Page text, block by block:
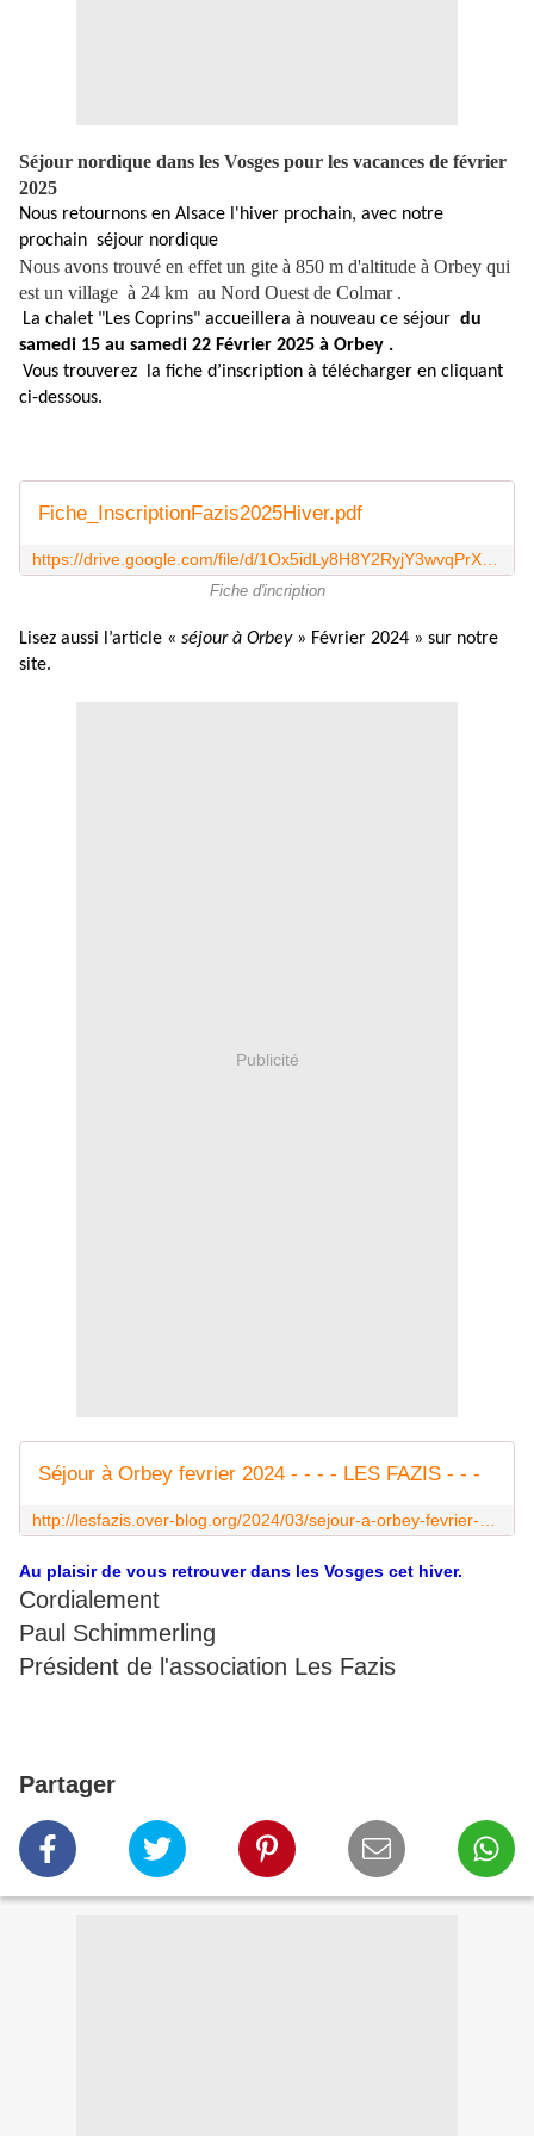
Séjour nordique dans les Vosges pour les vacances de février
2025
Nous retournons en Alsace l'hiver prochain, avec notre
prochain séjour nordique
Nous avons trouvé en effet un gite à 850 m d'altitude à Orbey qui
est un village à 24 km au Nord Ouest de Colmar .
La chalet "Les Coprins" accueillera à nouveau ce séjour du
samedi 15 au samedi 22 Février 2025 à Orbey .
Vous trouverez la fiche d’inscription à télécharger en cliquant
ci-dessous.
Fiche_InscriptionFazis2025Hiver.pdf
Fiche d'incription
Lisez aussi l’article « séjour à Orbey» Février 2024 » sur notre
site.
Publicité
Séjour à Orbey fevrier 2024 - - - - LES FAZIS - - -
Au plaisir de vous retrouver dans les Vosges cet hiver.
Cordialement
Paul Schimmerling
Président de l'association Les Fazis
Partager